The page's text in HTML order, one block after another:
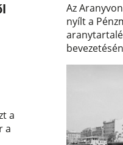
a
a
Az
nyílt a